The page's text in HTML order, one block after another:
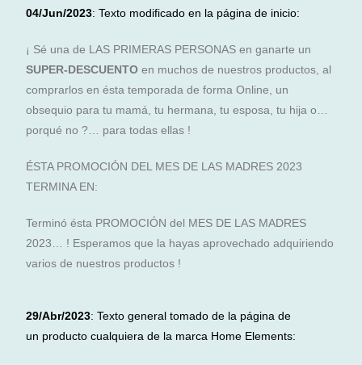
04/Jun/2023: Texto modificado en la página de inicio:
¡ Sé una de LAS PRIMERAS PERSONAS en ganarte un
SUPER-DESCUENTO en muchos de nuestros productos, al
comprarlos en ésta temporada de forma Online, un
obsequio para tu mamá, tu hermana, tu esposa, tu hija o…
porqué no ?… para todas ellas !
ÉSTA PROMOCIÓN DEL MES DE LAS MADRES 2023
TERMINA EN:
Terminó ésta PROMOCIÓN del MES DE LAS MADRES
2023… ! Esperamos que la hayas aprovechado adquiriendo
varios de nuestros productos !
29/Abr/2023: Texto general tomado de la página de
un producto cualquiera de la marca Home Elements: